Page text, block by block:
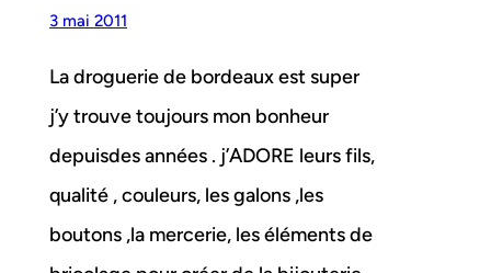
3 mai 2011
La droguerie de bordeaux est super
j’y trouve toujours mon bonheur
depuisdes années . j’ADORE leurs fils,
qualité , couleurs, les galons ,les
boutons ,la mercerie, les éléments de